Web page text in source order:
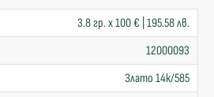
3.8 гр. x 100 € | 195.58 лв.
12000093
Злато 14к/585